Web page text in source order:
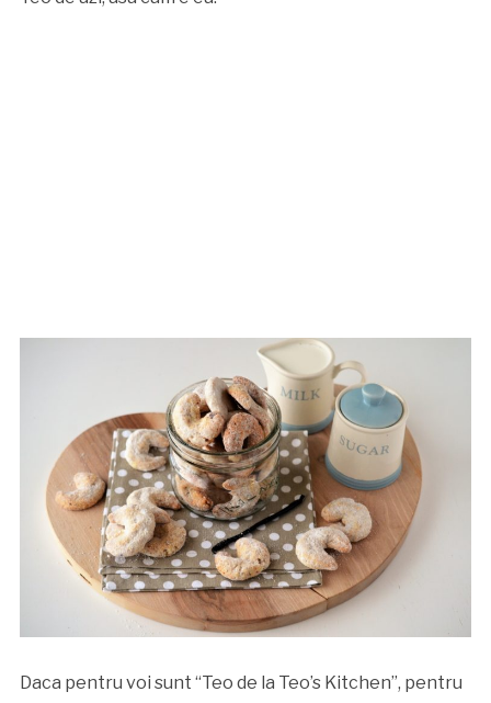
Daca pentru voi sunt “Teo de la Teo’s Kitchen”, pentru